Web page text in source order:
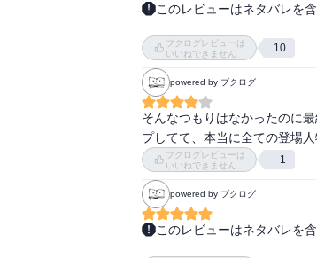
このレビューはネタバレを含
あの日、憧れの人に認められ
た僕がたくさんの人に支えら
を未来へ繋ぐ物語。ここが僕
・‥…━━━☆・
まず第一に頭に浮かんだ感想
もちろん、世の中に不満があ
いはどうすればいいの！？平
けは「話を聞いてくれなかっ
内容は違えど同質の問題が、
ブクログレビューは
いいねできません
10
powered by ブクログ
そんなつもりはなかったのに
プしてて、本当に全ての登場
ブクログレビューは
いいねできません
1
powered by ブクログ
このレビューはネタバレを含